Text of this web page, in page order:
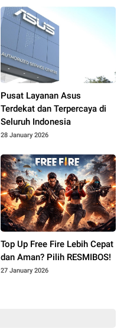
Pusat Layanan Asus
Terdekat dan Terpercaya di
Seluruh Indonesia
28 January 2026
Top Up Free Fire Lebih Cepat
dan Aman? Pilih RESMIBOS!
27 January 2026